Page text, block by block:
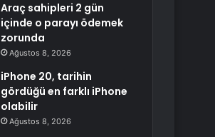
Araç sahipleri 2 gün
içinde o parayı ödemek
zorunda
Ağustos 8, 2026
iPhone 20, tarihin
gördüğü en farklı iPhone
olabilir
Ağustos 8, 2026